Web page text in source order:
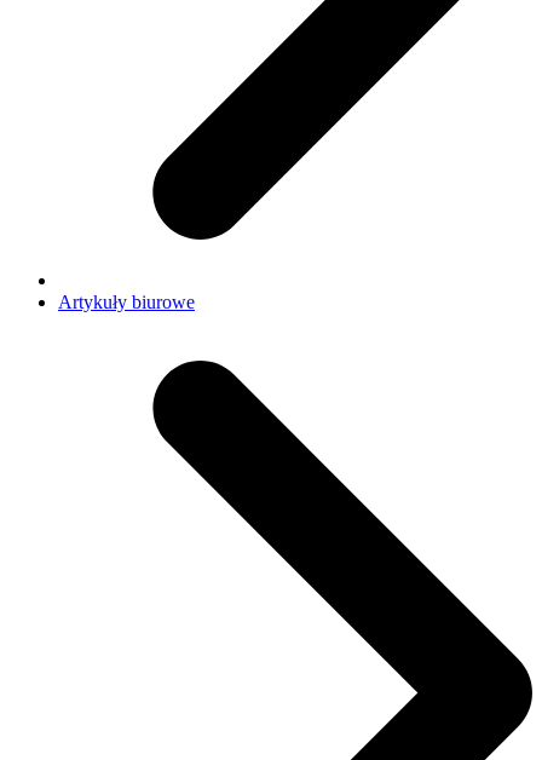
Artykuły biurowe